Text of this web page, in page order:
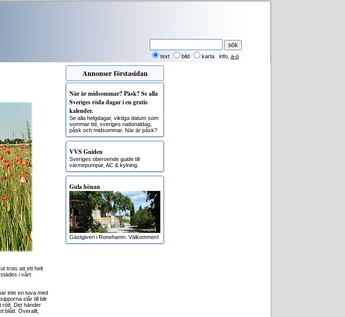
text bild karta info a-ö
trots att ett helt
i vårt
inte en tuva med
slår till blir
rött. Det händer
blått. Överallt,
Annonser förstasidan
När är midsommar? Påsk? Se alla
Sveriges röda dagar i en gratis
kalender.
Se alla helgdagar, viktiga datum som
sommar tid, sveriges nationaldag,
påsk och midsommar. När är påsk?
VVS Guiden
Sveriges oberoende guide till
värmepumpar, AC & kylning.
Gula hönan
Gästgiveri i Ronehamn. Välkommen!